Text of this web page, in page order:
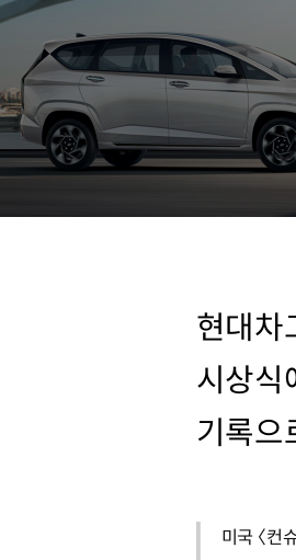
현대차
시상식
기록으
미국 〈컨